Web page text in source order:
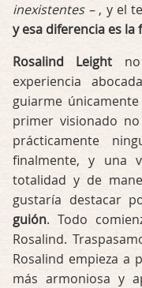
inexistentes – , y el
y esa diferencia es la
Rosalind Leight
experiencia
guiarme
primer visionado
prácticamente
finalmente, y una
totalidad y de
gustaría destacar
guión. Todo
Rosalind.
Rosalind empieza a
más armoniosa y